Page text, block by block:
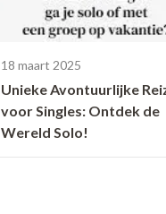
18 maart 2025
Unieke Avontuurlijke
voor Singles: Ontdek de
Wereld Solo!